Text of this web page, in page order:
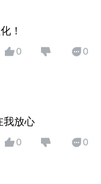
！
0 0
我放心
0 0